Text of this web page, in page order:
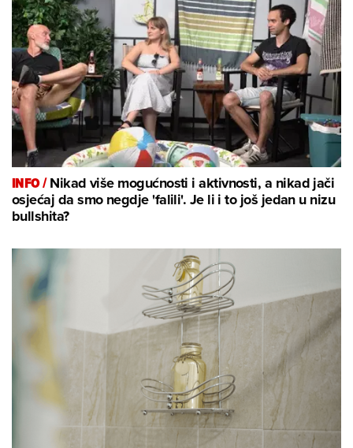
INFO /Nikad više mogućnosti i aktivnosti, a nikad jači
osjećaj da smo negdje 'falili'. Je li i to još jedan u nizu
bullshita?